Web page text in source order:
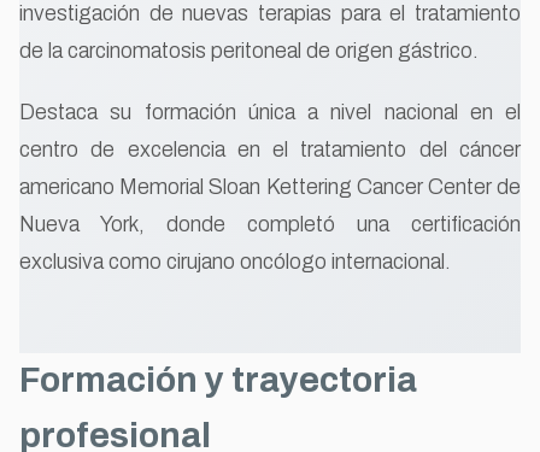
investigación de nuevas terapias para el tratamiento
de la carcinomatosis peritoneal de origen gástrico.
Destaca su formación única a nivel nacional en el
centro de excelencia en el tratamiento del cáncer
americano Memorial Sloan Kettering Cancer Center de
Nueva York, donde completó una certificación
exclusiva como cirujano oncólogo internacional.
Formación y trayectoria
profesional